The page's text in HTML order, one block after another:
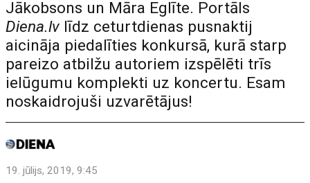
Jākobsons un Māra Eglīte. Portāls
Diena.lv līdz ceturtdienas pusnaktij
aicināja piedalīties konkursā, kurā starp
pareizo atbilžu autoriem izspēlēti trīs
ielūgumu komplekti uz koncertu. Esam
noskaidrojuši uzvarētājus!
19. jūlijs, 2019, 9:45